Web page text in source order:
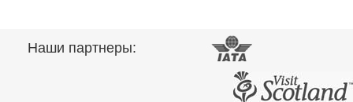
Наши партнеры: